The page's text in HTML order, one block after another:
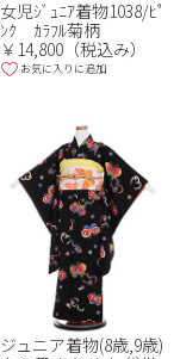
女児ｼﾞｭﾆｱ着物1038/ﾋﾟ
ﾝｸ ｶﾗﾌﾙ菊柄
￥14,800（税込み）
お気に入りに追加
ジュニア着物(8歳,9歳)